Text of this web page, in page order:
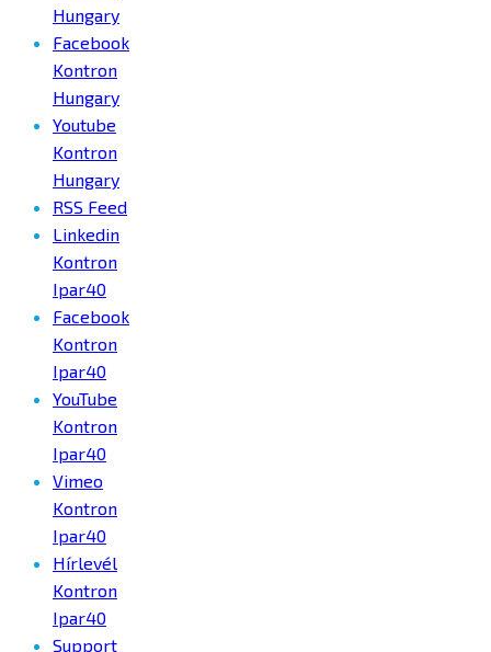
Hungary
Facebook
Kontron
Hungary
Youtube
Kontron
Hungary
RSS Feed
Linkedin
Kontron
Ipar40
Facebook
Kontron
Ipar40
YouTube
Kontron
Ipar40
Vimeo
Kontron
Ipar40
Hírlevél
Kontron
Ipar40
Support